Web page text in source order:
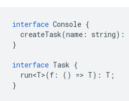
interface Console {
createTask(name : string) :
}
interface Task {
run<T>(f : () => T) : T ;
}